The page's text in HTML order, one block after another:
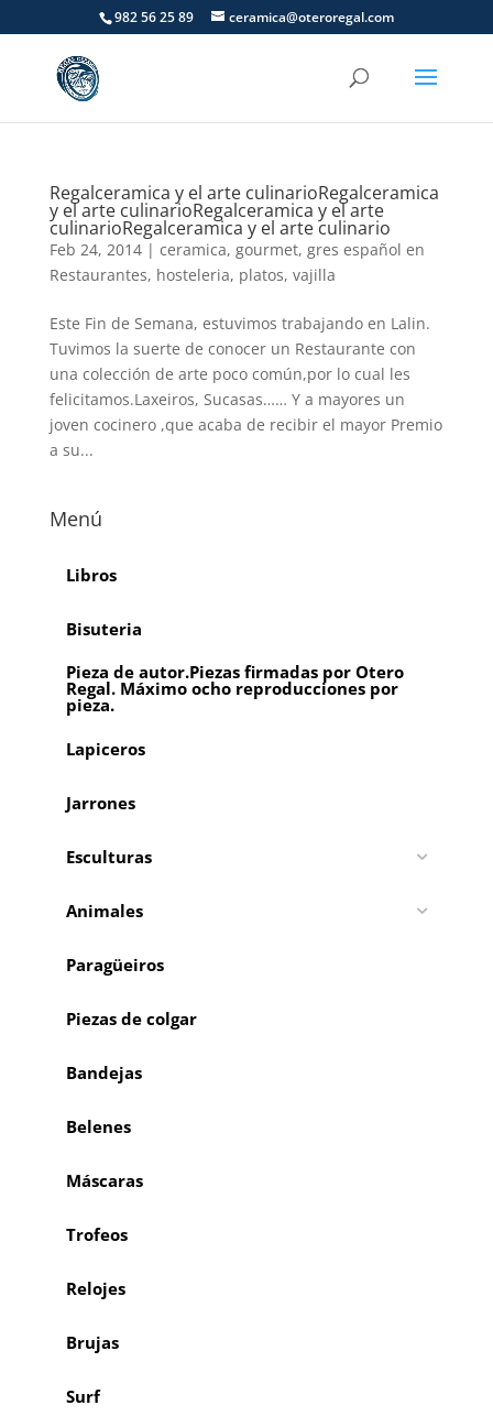
982 56 25 89 ceramica@oteroregal.com
Regalceramica y el arte culinarioRegalceramica
y el arte culinarioRegalceramica y el arte
culinarioRegalceramica y el arte culinario
Feb 24, 2014| ceramica, gourmet, gres español en
Restaurantes, hosteleria, platos, vajilla
Este Fin de Semana, estuvimos trabajando en Lalin.
Tuvimos la suerte de conocer un Restaurante con
una colección de arte poco común,por lo cual les
felicitamos.Laxeiros, Sucasas…… Y a mayores un
joven cocinero ,que acaba de recibir el mayor Premio
a su...
Menú
Libros
Bisuteria
Pieza de autor.Piezas firmadas por Otero
Regal. Máximo ocho reproducciones por
pieza.
Lapiceros
Jarrones
Esculturas
Animales
Paragüeiros
Piezas de colgar
Bandejas
Belenes
Máscaras
Trofeos
Relojes
Brujas
Surf